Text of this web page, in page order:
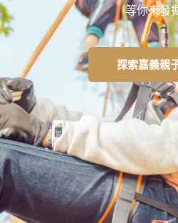
等你來發
探索嘉義親